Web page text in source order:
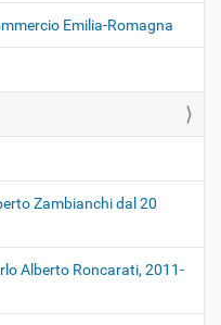
Emilia-Romagna
Zambianchi dal 20
Alberto Roncarati, 2011-